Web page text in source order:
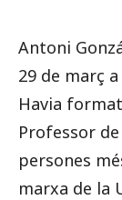
Antoni
29 de març
Havia
Professor
persones
marxa de la